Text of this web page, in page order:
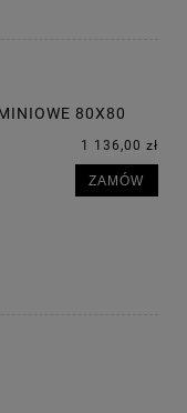
80X80
1 136,00 zł
ZAMÓW